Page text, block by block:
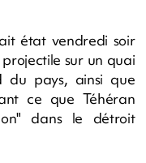
état vendredi soir
sur un quai
du pays, ainsi que
ce que Téhéran
dans le détroit